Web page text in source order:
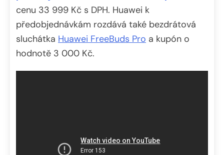
cenu 33 999 Kč s DPH. Huawei k
předobjednávkám rozdává také bezdrátová
sluchátka Huawei FreeBuds Pro a kupón o
hodnotě 3 000 Kč.